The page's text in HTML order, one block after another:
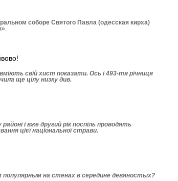
соборе Святого Павла (одесская кирха)
.
свій хист показати. Ось і 493-тя річниця
ще цілу низку див.
і вже другий рік поспіль проводять
цієї національної страви.
популярным на стенах в середине девяностых?